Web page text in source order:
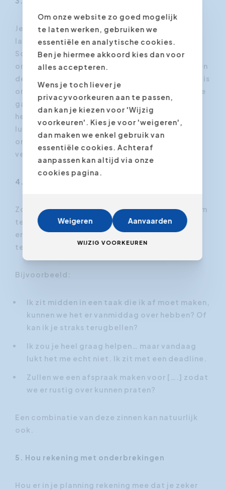
Je kent het ongetwijfeld: je collega komt bij je
langs en begint een heel verhaal te vertellen.
Soms is het lastig of komt het onbeschoft over
om iemand te onderbreken, maar je hebt wel een
deadline en je werk blijft liggen. Een goede tip is
om recht te staan of op de rand van je bureau te
gaan zitten als een soort barrière. Als dit niet
helpt, wandel dan rustig terwijl je vriendelijk
luistert richting toiletten. Uw collega zal
ongetwijfeld begrijpen dat jouw boodschap
veel dringender is dan de zijne!
4. Oefen een paar handige exit-zinnen
Zorg voor een paar handige standaardzinnen om
te reageren op niet-dringende onderbrekingen
en verzoeken van mensen waar je moeilijk nee
tegen kan zeggen.
Bijvoorbeeld:
Ik zit midden in een taak die ik af moet maken,
kunnen we het er vanmiddag over hebben? Of
kan ik je straks terugbellen?
Ik zou je heel graag helpen… maar vandaag
lukt het me echt niet. Ik zit met een deadline.
Zullen we een afspraak maken voor [….] zodat
we er rustig over kunnen praten?
Een combinatie van deze zinnen kan natuurlijk
ook.
5. Hou rekening met onderbrekingen
Hou er in je planning rekening mee dat je zeker
Om onze website zo goed mogelijk
te laten werken, gebruiken we
essentiële en analytische cookies.
Ben je hiermee akkoord kies dan voor
alles accepteren.
Wens je toch liever je
privacyvoorkeuren aan te passen,
dan kan je kiezen voor 'Wijzig
voorkeuren'. Kies je voor 'weigeren',
dan maken we enkel gebruik van
essentiële cookies. Achteraf
aanpassen kan altijd via onze
cookies pagina.
Weigeren Aanvaarden
WIJZIG VOORKEUREN